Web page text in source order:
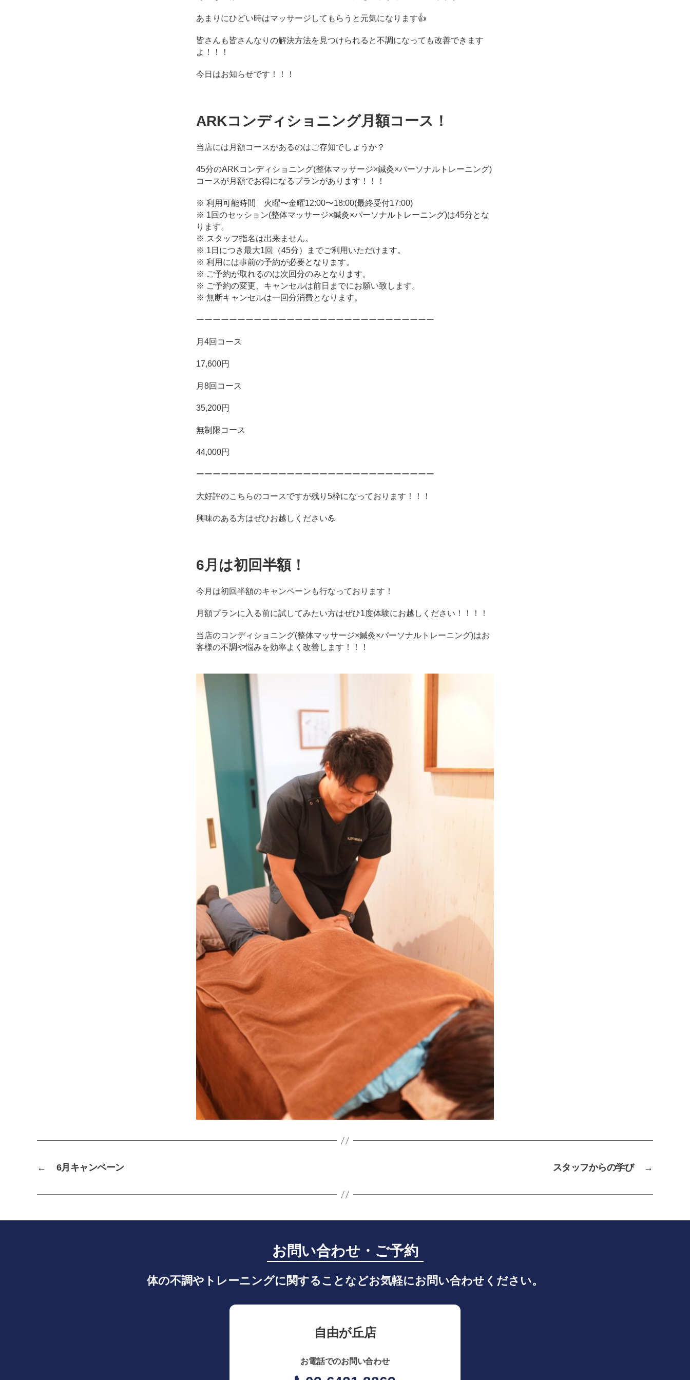
あまりにひどい時はマッサージしてもらうと元気になります👍
皆さんも皆さんなりの解決方法を見つけられると不調になっても改善できます
よ！！！
今日はお知らせです！！！
ARKコンディショニング月額コース！
当店には月額コースがあるのはご存知でしょうか？
45分のARKコンディショニング(整体マッサージ×鍼灸×パーソナルトレーニング)
コースが月額でお得になるプランがあります！！！
※ 利用可能時間 火曜〜金曜12:00〜18:00(最終受付17:00)
※ 1回のセッション(整体マッサージ×鍼灸×パーソナルトレーニング)は45分とな
ります。
※ スタッフ指名は出来ません。
※ 1日につき最大1回（45分）までご利用いただけます。
※ 利用には事前の予約が必要となります。
※ ご予約が取れるのは次回分のみとなります。
※ ご予約の変更、キャンセルは前日までにお願い致します。
※ 無断キャンセルは一回分消費となります。
ーーーーーーーーーーーーーーーーーーーーーーーーーーーーー
月4回コース
17,600円
月8回コース
35,200円
無制限コース
44,000円
ーーーーーーーーーーーーーーーーーーーーーーーーーーーーー
大好評のこちらのコースですが残り5枠になっております！！！
興味のある方はぜひお越しください💪
6月は初回半額！
今月は初回半額のキャンペーンも行なっております！
月額プランに入る前に試してみたい方はぜひ1度体験にお越しください！！！！
当店のコンディショニング(整体マッサージ×鍼灸×パーソナルトレーニング)はお
客様の不調や悩みを効率よく改善します！！！
← 6月キャンペーン →
スタッフからの学び
お問い合わせ・ご予約
体の不調やトレーニングに関することなどお気軽にお問い合わせください。
自由が丘店
お電話でのお問い合わせ